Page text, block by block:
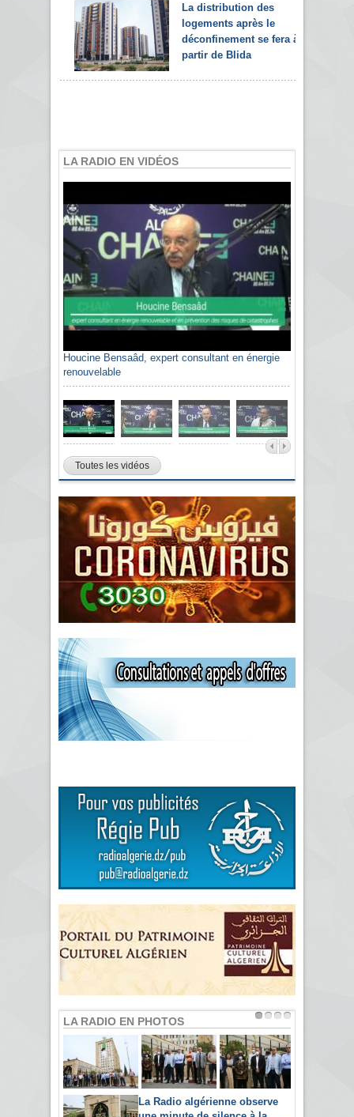
La distribution des
logements après le
déconfinement se fera à
partir de Blida
LA RADIO EN VIDÉOS
Houcine Bensaâd, expert consultant en énergie
renouvelable
Sami Agli, président de la Confédération
algérienne du patronat citoyen CAPC
Toutes les vidéos
LA RADIO EN PHOTOS
La Radio algérienne observe